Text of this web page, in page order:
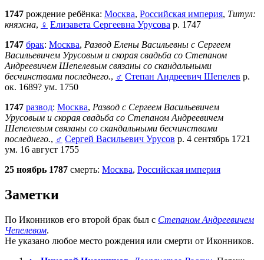
1747 рождение ребёнка: Москва, Российская империя, Титул:
княжна, ♀ Елизавета Сергеевна Урусова р. 1747
1747 брак: Москва, Развод Елены Васильевны с Сергеем
Васильевичем Урусовым и скорая свадьба со Степаном
Андреевичем Шепелевым связаны со скандальными
бесчинствами последнего., ♂ Степан Андреевич Шепелев р.
ок. 1689? ум. 1750
1747 развод: Москва, Развод с Сергеем Васильевичем
Урусовым и скорая свадьба со Степаном Андреевичем
Шепелевым связаны со скандальными бесчинствами
последнего., ♂ Сергей Васильевич Урусов р. 4 сентябрь 1721
ум. 16 август 1755
25 ноябрь 1787 смерть: Москва, Российская империя
Заметки
По Иконников его второй брак был с Степаном Андреевичем
Чепелевом.
Не указано любое место рождения или смерти от Иконников.